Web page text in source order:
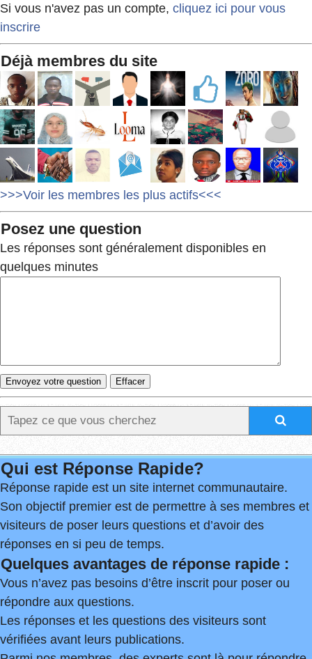
Si vous n'avez pas un compte, cliquez ici pour vous
inscrire
Déjà membres du site
>>>Voir les membres les plus actifs<<<
Posez une question
Les réponses sont généralement disponibles en
quelques minutes
Qui est Réponse Rapide?
Réponse rapide est un site internet communautaire.
Son objectif premier est de permettre à ses membres et
visiteurs de poser leurs questions et d’avoir des
réponses en si peu de temps.
Quelques avantages de réponse rapide :
Vous n’avez pas besoins d’être inscrit pour poser ou
répondre aux questions.
Les réponses et les questions des visiteurs sont
vérifiées avant leurs publications.